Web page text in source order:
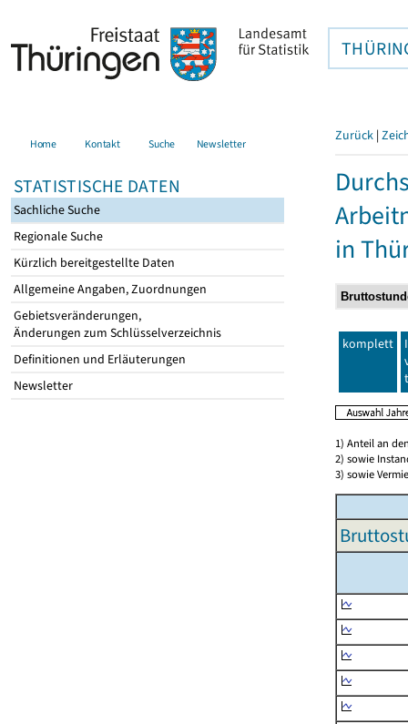
Home Kontakt Suche Newsletter
STATISTISCHE DATEN
Sachliche Suche
Regionale Suche
Kürzlich bereitgestellte Daten
Allgemeine Angaben, Zuordnungen
Gebietsveränderungen,
Änderungen zum Schlüsselverzeichnis
Definitionen und Erläuterungen
Newsletter
Zurück |
in
komplett
1) Anteil an
2) sowie
3) sowie